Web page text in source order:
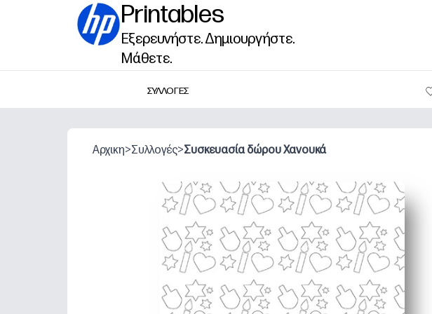
Printables
Εξερευνήστε. Δημιουργήστε.
Μάθετε.
ΣΥΛΛΟΓΕΣ
Αρχικη>Συλλογές>Συσκευασία δώρου Χανουκά